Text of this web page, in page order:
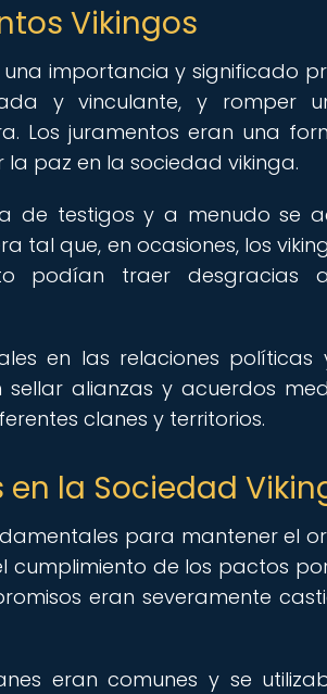
Vikingos
importancia y significado
y vinculante, y romper
Los juramentos eran una
paz en la sociedad vikinga.
de testigos y a menudo se
tal que, en ocasiones, los
podían traer
en las relaciones políticas
sellar alianzas y acuerdos
clanes y territorios.
la Sociedad
para mantener el
cumplimiento de los pactos
eran severamente
eran comunes y se